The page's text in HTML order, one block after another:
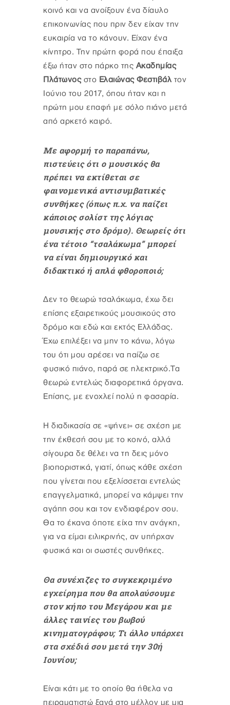
κοινό και να ανοίξουν ένα δίαυλο
επικοινωνίας που πριν δεν είχαν την
ευκαιρία να το κάνουν. Είχαν ένα
κίνητρο. Την πρώτη φορά που έπαιξα
έξω ήταν στο πάρκο της Ακαδημίας
Πλάτωνος στο Ελαιώνας Φεστιβάλτον
Ιούνιο του 2017, όπου ήταν και η
πρώτη μου επαφή με σόλο πιάνο μετά
από αρκετό καιρό.
Με αφορμή το παραπάνω,
πιστεύεις ότι ο μουσικός θα
πρέπει να εκτίθεται σε
φαινομενικά αντισυμβατικές
συνθήκες (όπως π.χ. να παίζει
κάποιος σολίστ της λόγιας
μουσικής στο δρόμο). Θεωρείς ότι
ένα τέτοιο “τσαλάκωμα” μπορεί
να είναι δημιουργικό και
διδακτικό ή απλά φθοροποιό;
Δεν το θεωρώ τσαλάκωμα, έχω δει
επίσης εξαιρετικούς μουσικούς στο
δρόμο και εδώ και εκτός Ελλάδας.
Έχω επιλέξει να μην το κάνω, λόγω
του ότι μου αρέσει να παίζω σε
φυσικό πιάνο, παρά σε ηλεκτρικό.Τα
θεωρώ εντελώς διαφορετικά όργανα.
Επίσης, με ενοχλεί πολύ η φασαρία.
Η διαδικασία σε «ψήνει» σε σχέση με
την έκθεσή σου με το κοινό, αλλά
σίγουρα δε θέλει να τη δεις μόνο
βιοποριστικά, γιατί, όπως κάθε σχέση
που γίνεται που εξελίσσεται εντελώς
επαγγελματικά, μπορεί να κάμψει την
αγάπη σου και τον ενδιαφέρον σου.
Θα το έκανα όποτε είχα την ανάγκη,
για να είμαι ειλικρινής, αν υπήρχαν
φυσικά και οι σωστές συνθήκες.
Θα συνέχιζες το συγκεκριμένο
εγχείρημα που θα απολαύσουμε
στον κήπο του Μεγάρου και με
άλλες ταινίες του βωβού
κινηματογράφου; Τι άλλο υπάρχει
στα σχέδιά σου μετά την 30ή
Ιουνίου;
Είναι κάτι με το οποίο θα ήθελα να
πειραματιστώ ξανά στο μέλλον με μια